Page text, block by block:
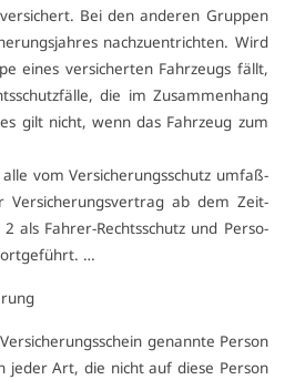
Bei den an­de­ren Grup­pen
nach­zu­entrich­ten. Wird
ei­nes ver­si­cher­ten Fahr­zeugs fällt,
die im Zu­sam­men­hang
gilt nicht, wenn das Fahr­zeug zum
vom Ver­si­che­rungs­schutz um­faß­
Ver­si­che­rungs­ver­trag ab dem Zeit­
als Fah­rer-Rechts­schutz und Per­so­
…
ge­nann­te Per­son
je­der Art, die nicht auf die­se Per­son